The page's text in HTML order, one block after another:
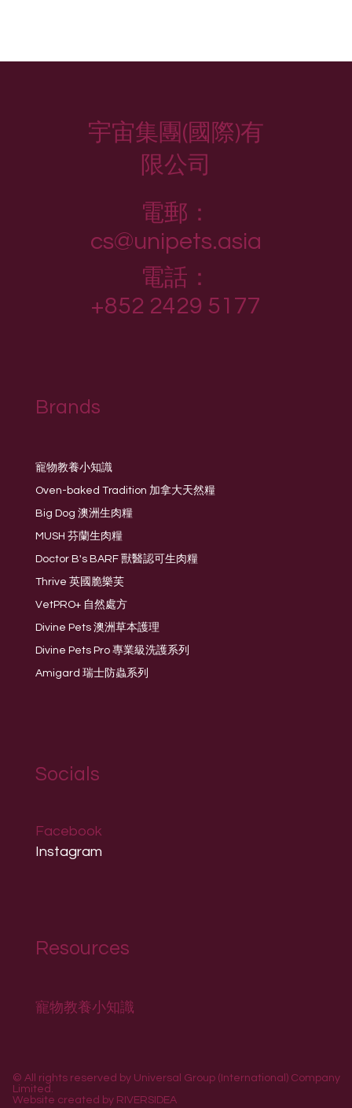
Brands
寵物教養小知識
Oven-baked Tradition 加拿大天然糧
Big Dog 澳洲生肉糧
MUSH 芬蘭生肉糧
Doctor B's BARF 獸醫認可生肉糧
Thrive 英國脆樂芙
VetPRO+ 自然處方
Divine Pets 澳洲草本護理
Divine Pets Pro 專業級洗護系列
Amigard 瑞士防蟲系列
Socials
Facebook
Instagram
© All rights reserved by Universal Group (International) Company
Limited.
Website created by RIVERSIDEA
宇宙集團(國際)有
限公司
電郵：
cs@unipets.asia
電話：
+852 2429 5177
Resources
寵物教養小知識